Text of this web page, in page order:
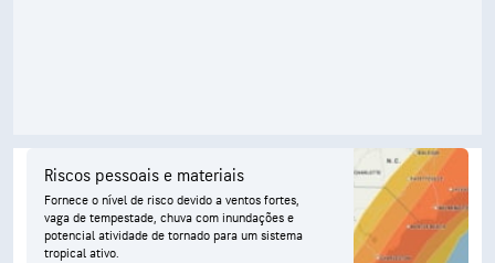
Riscos pessoais e materiais
Fornece o nível de risco devido a ventos fortes,
vaga de tempestade, chuva com inundações e
potencial atividade de tornado para um sistema
tropical ativo.